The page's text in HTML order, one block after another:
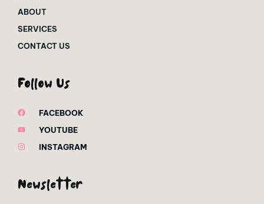
ABOUT
SERVICES
CONTACT US
Follow Us
FACEBOOK
YOUTUBE
INSTAGRAM
Newsletter